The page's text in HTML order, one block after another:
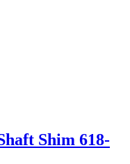
Shim 618-